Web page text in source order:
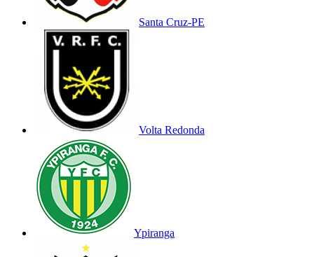
Santa Cruz-PE
Volta Redonda
Ypiranga